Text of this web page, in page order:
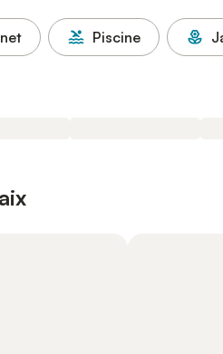
Piscine